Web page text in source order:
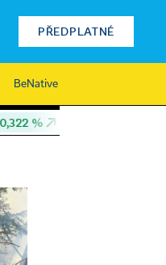
PŘEDPLATNÉ
BeNative
COL